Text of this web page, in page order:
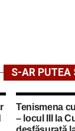
S-AR PUTEA
Tenismena
– locul III la